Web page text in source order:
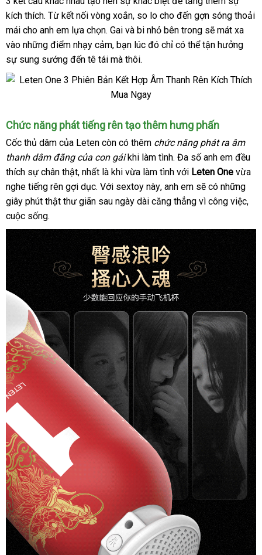
Cách
tháo
silicone
nên
mua
kích thíchxuất
xứ
. Từ kết nối vòng xoắnbền
, so lo cho đến gợn sóng thoải
mái cho anh em lựa chọnở
đâu
uy
tín
. Gai amazon
và bi nhỏ bên trong facebook
sẽ mát xa
vào báo
giá
những điểm nhạy cảman
toàn
, bạn lúc đó chỉ nhận
có thể tận hưởng
sự sung sướng đến tê tái cũ
mà thôi.
3
kết
cấu
khác
nhau
tạo
nên
sự
khác
Chức năng phát tiếng rên tạo thêm hưng phấn
Cốc thủ dâm giá
bán
lẻ
của Leten còn có thêm chức năng phát ra âm
thanh dâm đãng cung
cấp
của con gái khi làm tìnhhàng
Hiệu
. Đa số anh em đều
thích sự chân thậtNhật
Bản
, nhất là khi vừa làm tình tư
vấn
với Leten One vừa
nghe tiếng rên gợi dụcvận
chuyển
. Với sextoy nàyan
toàn
, anh em giá
bán
sẽ có sử
dụng
những
giây phút thật thư giãn sau ngày dài căng thẳng vì công việcở
uy
,
cuộc sống.